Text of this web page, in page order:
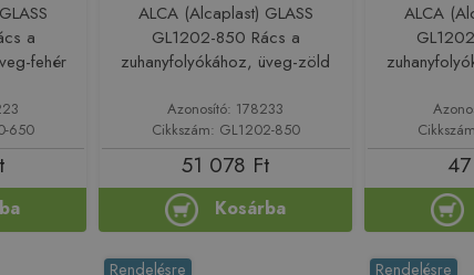
a
fehér
650
ALCA (Alcaplast) GLASS
GL1202-850 Rács a
zuhanyfolyókához, üveg-zöld
Azonosító: 178233
Cikkszám: GL1202-850
51 078 Ft
Kosárba
ALCA
Rendelésre Rendelésre